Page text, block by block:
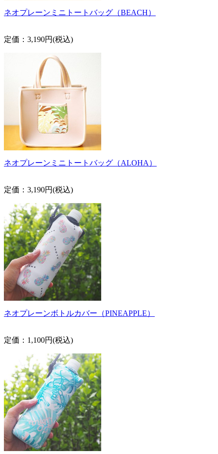
ネオプレーンミニトートバッグ（BEACH）
定価：3,190円(税込)
ネオプレーンミニトートバッグ（ALOHA）
定価：3,190円(税込)
ネオプレーンボトルカバー（PINEAPPLE）
定価：1,100円(税込)